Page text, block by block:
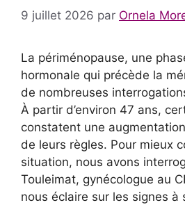
9 juillet 2026 par Ornela
La périménopause, une
hormonale qui précède la
de nombreuses
À partir d’environ 47 ans,
constatent une
de leurs règles. Pour mieux
situation, nous avons
Touleimat, gynécologue au
nous éclaire sur les signes à